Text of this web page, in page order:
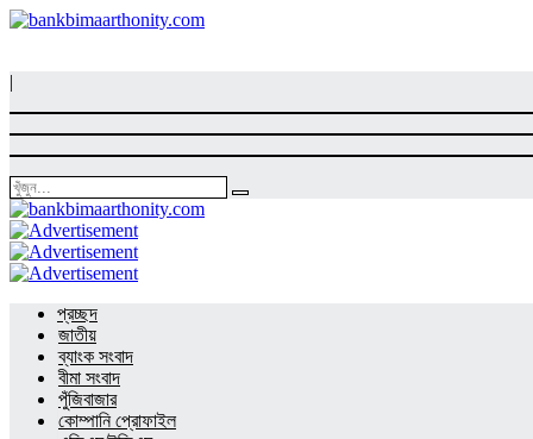
|
প্রচ্ছদ
জাতীয়
ব্যাংক সংবাদ
বীমা সংবাদ
পুঁজিবাজার
কোম্পানি প্রোফাইল